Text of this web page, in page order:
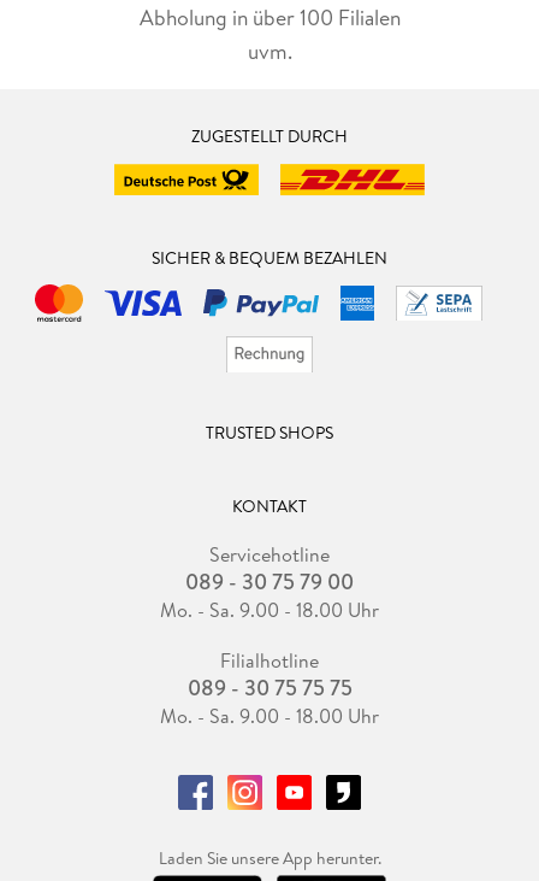
Abholung in über 100 Filialen
uvm.
ZUGESTELLT DURCH
SICHER & BEQUEM BEZAHLEN
TRUSTED SHOPS
KONTAKT
Servicehotline
089 - 30 75 79 00
Mo. - Sa. 9.00 - 18.00 Uhr
Filialhotline
089 - 30 75 75 75
Mo. - Sa. 9.00 - 18.00 Uhr
Laden Sie unsere App herunter.